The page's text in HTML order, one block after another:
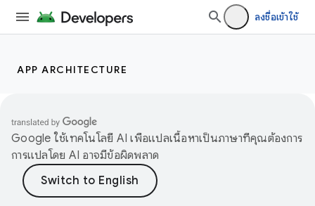
ลงชื่อเข้าใช้
APP ARCHITECTURE
Google ใช้เทคโนโลยี AI เพื่อแปลเนื้อหาเป็นภาษาที่คุณต้องการ
การแปลโดย AI อาจมีข้อผิดพลาด